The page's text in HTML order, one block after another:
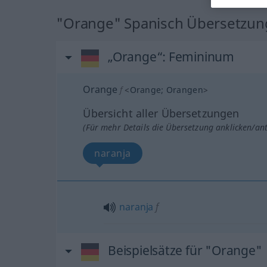
"Orange" Spanisch
„Orange“: Femininum
Orange f <Orange; Orangen>
Übersicht aller Übersetzungen
(Für mehr Details die Übersetzung anklicken/
naranja
naranja f
Beispielsätze für "Orange"